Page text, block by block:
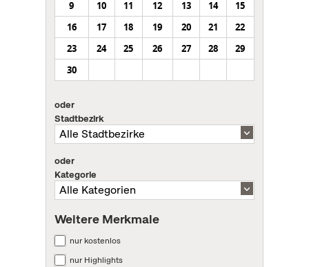
9
10 11 12 13 14
15
16
17 18 19 20 21
22
23
24 25 26 27 28
29
30
oder
Stadtbezirk
oder
Kategorie
Weitere Merkmale
nur kostenlos
nur Highlights